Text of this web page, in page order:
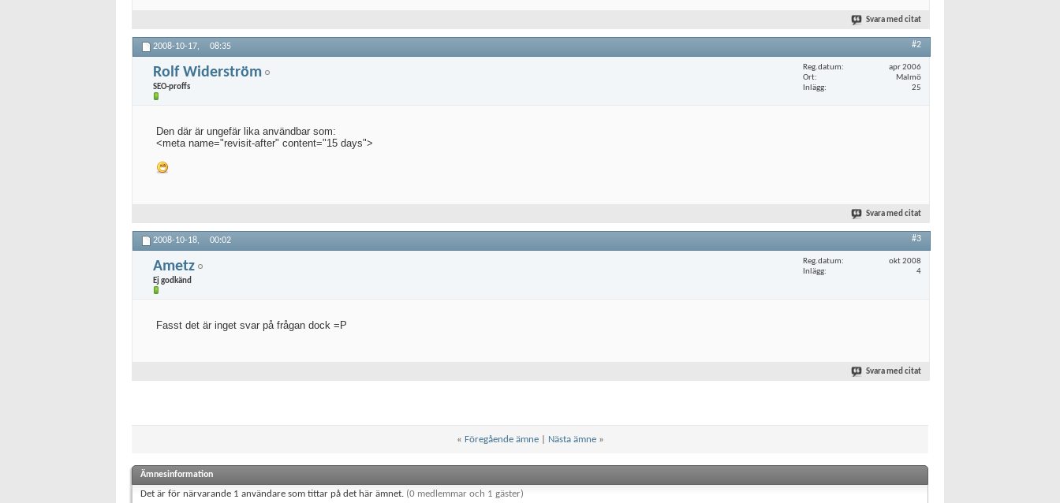
Svara med citat
2008-10-17, 08:35 #2
Rolf Widerström
SEO-proffs
Reg.datum
apr 2006
Ort
Malmö
Inlägg
25
Den där är ungefär lika användbar som:
<meta name="revisit-after" content="15 days">
Svara med citat
2008-10-18, 00:02 #3
Ametz
Ej godkänd
Reg.datum
okt 2008
Inlägg
4
Fasst det är inget svar på frågan dock =P
Svara med citat
« Föregående ämne| Nästa ämne »
Ämnesinformation
Det är för närvarande 1 användare som tittar på det här ämnet. (0 medlemmar och 1 gäster)